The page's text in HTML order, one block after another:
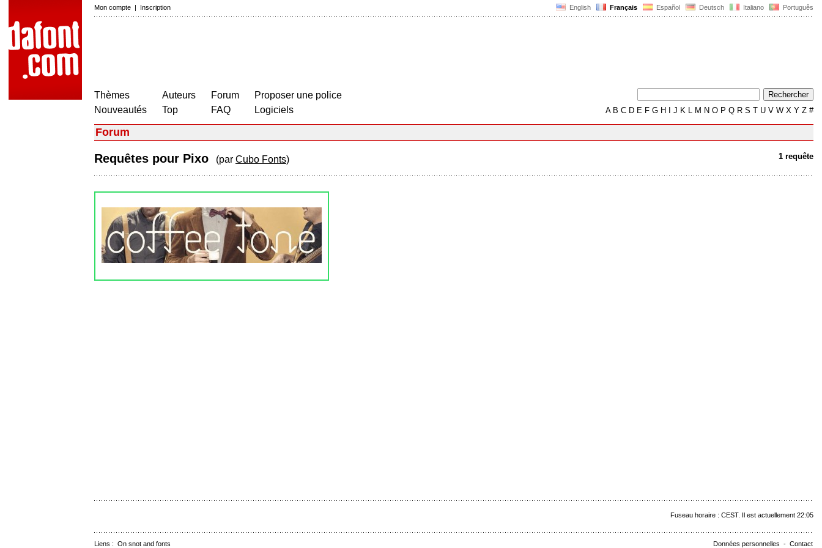
English Français Español Deutsch Italiano Português
Mon compte | Inscription
Thèmes
Nouveautés
Auteurs
Top
Forum
FAQ
Proposer une police
Logiciels
AB C D E F G H J K L M N O P Q R S T U V W X Y Z #
Forum
1 requête
Requêtes pour Pixo (par Cubo Fonts)
Fuseau horaire : CEST. Il est actuellement 22:05
Données personnelles - Contact
Liens : On snot and fonts